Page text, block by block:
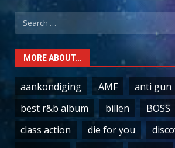
Search
for:
MORE ABOUT…
aankondiging AMF anti gun
best r&b album
billen BOSS
class action
die for you